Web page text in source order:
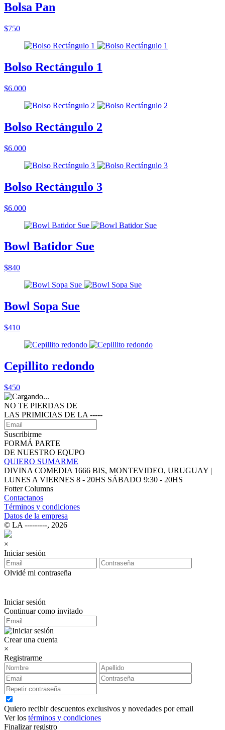
Bolsa Pan
$750
Bolso Rectángulo 1
$6.000
Bolso Rectángulo 2
$6.000
Bolso Rectángulo 3
$6.000
Bowl Batidor Sue
$840
Bowl Sopa Sue
$410
Cepillito redondo
$450
NO TE PIERDAS DE
LAS PRIMICIAS DE LA ‑‑‑‑‑
Suscribirme
FORMÁ PARTE
DE NUESTRO EQUPO
QUIERO SUMARME
DIVINA COMEDIA 1666 BIS, MONTEVIDEO, URUGUAY |
LUNES A VIERNES 8 - 20HS SÁBADO 9:30 - 20HS
Fotter Columns
Contactanos
Términos y condiciones
Datos de la empresa
© LA ‑‑‑‑‑‑‑‑‑, 2026
×
Iniciar sesión
Olvidé mi contraseña
Iniciar sesión
Continuar como invitado
Crear una cuenta
×
Registrarme
Quiero recibir descuentos exclusivos y novedades por email
Ver los términos y condiciones
Finalizar registro